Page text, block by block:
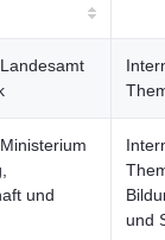
und
und